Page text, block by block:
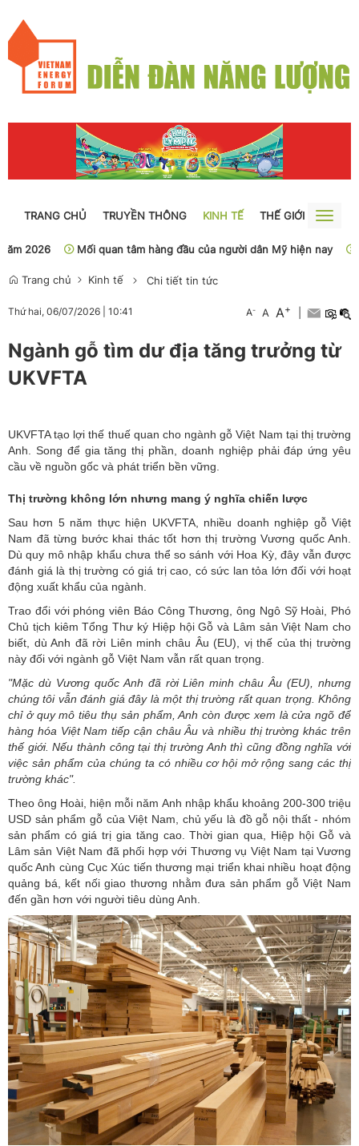
TRANG CHỦ TRUYỀN THÔNG KINH TẾ THẾ GIỚI
Toggle
Mối quan tâm hàng đầu của người dân Mỹ hiện nay Sở
Trang chủ Kinh tế Chi tiết tin tức
Thứ hai, 06/07/2026 10:41 A- A A+
Ngành gỗ tìm dư địa tăng trưởng từ
UKVFTA
UKVFTA tạo lợi thế thuế quan cho ngành gỗ Việt Nam tại thị trường
Anh. Song để gia tăng thị phần, doanh nghiệp phải đáp ứng yêu
cầu về nguồn gốc và phát triển bền vững.
Thị trường không lớn nhưng mang ý nghĩa chiến lược
Sau hơn 5 năm thực hiện UKVFTA, nhiều doanh nghiệp gỗViệt
Nam đã từng bước khai thác tốt hơn thị trường Vương quốc Anh.
Dù quy mô nhập khẩu chưa thể so sánh với Hoa Kỳ, đây vẫn được
đánh giá là thị trường có giá trị cao, có sức lan tỏa lớn đối với hoạt
động xuất khẩu của ngành.
Trao đổi với phóng viên Báo Công Thương, ông Ngô Sỹ Hoài, Phó
Chủ tịch kiêm Tổng Thư ký Hiệp hội Gỗ và Lâm sản Việt Nam cho
biết, dù Anh đã rời Liên minh châu Âu (EU), vị thế của thị trường
này đối với ngành gỗ Việt Nam vẫn rất quan trọng.
"Mặc dù Vương quốc Anh đã rời Liên minh châu Âu (EU), nhưng
chúng tôi vẫn đánh giá đây là một thị trường rất quan trọng. Không
chỉ ở quy mô tiêu thụ sản phẩm, Anh còn được xem là cửa ngõ để
hàng hóa Việt Nam tiếp cận châu Âu và nhiều thị trường khác trên
thế giới. Nếu thành công tại thị trường Anh thì cũng đồng nghĩa với
việc sản phẩm của chúng ta có nhiều cơ hội mở rộng sang các thị
trường khác".
Theo ông Hoài, hiện mỗi năm Anh nhập khẩu khoảng 200-300 triệu
USD sản phẩm gỗ của Việt Nam, chủ yếu là đồ gỗ nội thất - nhóm
sản phẩm có giá trị gia tăng cao. Thời gian qua, Hiệp hội Gỗ và
Lâm sản Việt Nam đã phối hợp với Thương vụ Việt Nam tại Vương
quốc Anh cùng Cục Xúc tiến thương mại triển khai nhiều hoạt động
quảng bá, kết nối giao thương nhằm đưa sản phẩm gỗ Việt Nam
đến gần hơn với người tiêu dùng Anh.